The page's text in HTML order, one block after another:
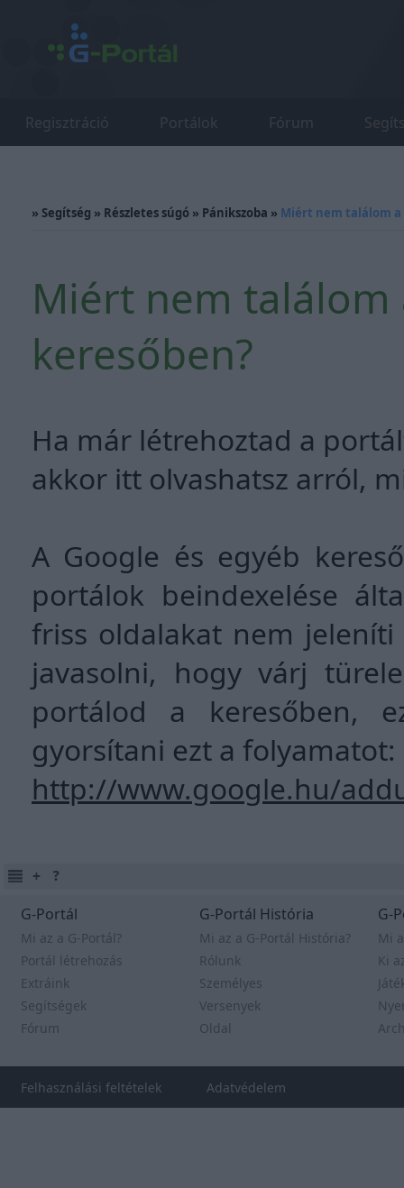
Regisztráció Portálok Fórum
» Segítség » Részletes súgó » Pánikszoba » Miért nem találom a
Miért nem
keresőben?
Ha már létrehoztad a
akkor itt olvashatsz arról,
A Google és egyéb
portálok beindexelése
friss oldalakat nem
javasolni, hogy várj
portálod a keresőben,
gyorsítani ezt a folyamatot:
http://www.google.hu/
G-Portál
Mi az a G-Portál?
Portál létrehozás
Extráink
Segítségek
Fórum
G-Portál História
Mi az a G-Portál História?
Rólunk
Személyes
Versenyek
Oldal
G-
Mi
Ki
Felhasználási feltételek Adatvédelem